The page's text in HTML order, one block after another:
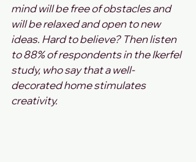
mind will be free of obstacles and
will be relaxed and open to new
ideas. Hard to believe? Then listen
to 88% of respondents in the Ikerfel
study, who say that a well-
decorated home stimulates
creativity.